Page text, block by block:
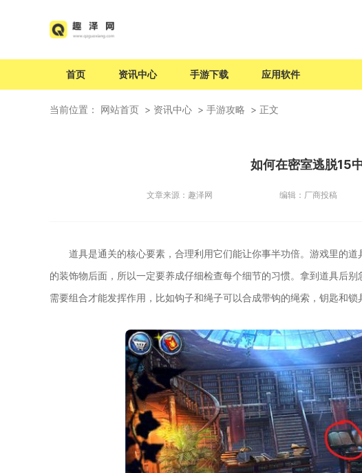
首页 资讯中心 手游下载 应用软件
当前位置： 网站首页 资讯中心 手游攻略 正文
如何在密室逃脱15
文章来源： 趣泽网 编辑： 厂商投稿
道具是通关的核心要素，合理利用它们能让你事半功倍。游戏里的
的装饰物后面，所以一定要养成仔细检查每个细节的习惯。拿到道具后
需要组合才能发挥作用，比如钩子和绳子可以合成带钩的绳索，钥匙和锁